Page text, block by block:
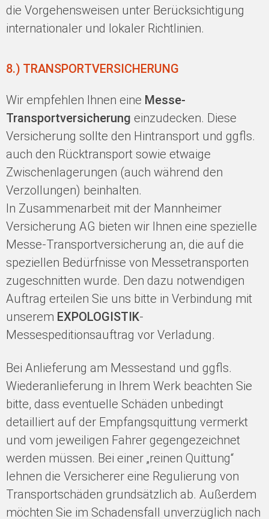
die Vorgehensweisen unter Berücksichtigung
internationaler und lokaler Richtlinien.
8.) TRANSPORTVERSICHERUNG
Wir empfehlen Ihnen eine Messe-
Transportversicherung einzudecken. Diese
Versicherung sollte den Hintransport und ggfls.
auch den Rücktransport sowie etwaige
Zwischenlagerungen (auch während den
Verzollungen) beinhalten.
In Zusammenarbeit mit der Mannheimer
Versicherung AG bieten wir Ihnen eine spezielle
Messe-Transportversicherung an, die auf die
speziellen Bedürfnisse von Messetransporten
zugeschnitten wurde. Den dazu notwendigen
Auftrag erteilen Sie uns bitte in Verbindung mit
unserem EXPOLOGISTIK-
Messespeditionsauftrag vor Verladung.
Bei Anlieferung am Messestand und ggfls.
Wiederanlieferung in Ihrem Werk beachten Sie
bitte, dass eventuelle Schäden unbedingt
detailliert auf der Empfangsquittung vermerkt
und vom jeweiligen Fahrer gegengezeichnet
werden müssen. Bei einer „reinen Quittung“
lehnen die Versicherer eine Regulierung von
Transportschäden grundsätzlich ab. Außerdem
möchten Sie im Schadensfall unverzüglich nach